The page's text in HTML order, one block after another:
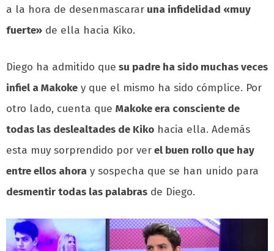
a la hora de desenmascarar una infidelidad «muy
fuerte» de ella hacia Kiko.
Diego ha admitido que su padre ha sido muchas veces
infiel a Makoke y que el mismo ha sido cómplice. Por
otro lado, cuenta que Makoke era consciente de
todas las deslealtades de Kiko hacia ella. Además
esta muy sorprendido por verel buen rollo que hay
entre ellos ahora y sospecha que se han unido para
desmentir todas las palabras de Diego.